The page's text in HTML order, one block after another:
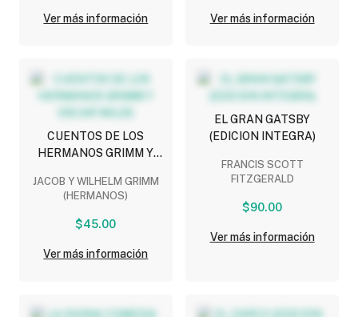
Ver más información Ver más información
CUENTOS DE LOS
HERMANOS GRIMM Y
JACOB Y WILHELM GRIMM
(HERMANOS)
$45.00
Ver más información
EL GRAN GATSBY
(EDICION INTEGRA)
FRANCIS SCOTT
FITZGERALD
$90.00
Ver más información